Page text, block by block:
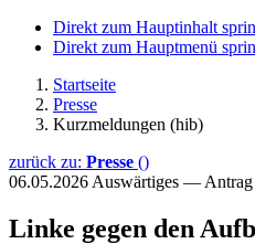
Direkt zum Hauptinhalt
Direkt zum Hauptmenü
Startseite
Presse
Kurzmeldungen (hib)
zurück zu: Presse ()
06.05.2026 Auswärtiges —
Linke gegen den